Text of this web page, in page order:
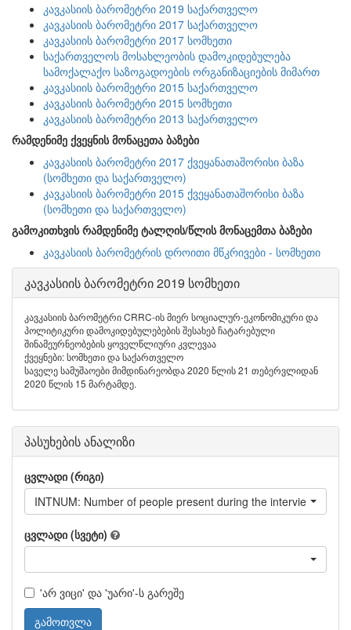
კავკასიის ბარომეტრი 2019 საქართველო
კავკასიის ბარომეტრი 2017 საქართველო
კავკასიის ბარომეტრი 2017 სომხეთი
საქართველოს მოსახლეობის დამოკიდებულება
სამოქალაქო საზოგადოების ორგანიზაციების მიმართ
კავკასიის ბარომეტრი 2015 საქართველო
კავკასიის ბარომეტრი 2015 სომხეთი
კავკასიის ბარომეტრი 2013 საქართველო
რამდენიმე ქვეყნის მონაცეთა ბაზები
კავკასიის ბარომეტრი 2017 ქვეყანათაშორისი ბაზა
(სომხეთი და საქართველო)
კავკასიის ბარომეტრი 2015 ქვეყანათაშორისი ბაზა
(სომხეთი და საქართველო)
გამოკითხვის რამდენიმე ტალღის/წლის მონაცემთა ბაზები
კავკასიის ბარომეტრის დროითი მწკრივები - სომხეთი
კავკასიის ბარომეტრი 2019 სომხეთი
კავკასიის ბარომეტრი CRRC-ის მიერ სოციალურ-ეკონომიკური და
პოლიტიკური დამოკიდებულებების შესახებ ჩატარებული
შინამეურნეობების ყოველწლიური კვლევაა
ქვეყნები: სომხეთი და საქართველო
საველე სამუშაოები მიმდინარეობდა 2020 წლის 21 თებერვლიდან
2020 წლის 15 მარტამდე.
პასუხების ანალიზი
ცვლადი (რიგი)
INTNUM: Number of people present during the interview
ცვლადი (სვეტი)
'არ ვიცი' და 'უარი'-ს გარეშე
გამოთვლა